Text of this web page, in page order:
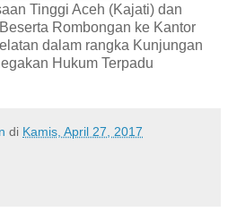
Tinggi Aceh (Kajati) dan
Rombongan ke Kantor
dalam rangka Kunjungan
Hukum Terpadu
di Kamis, April 27, 2017